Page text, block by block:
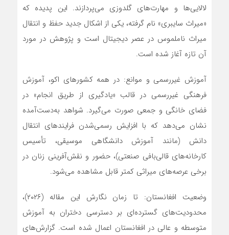
لالایی‌ها و مهارت‌های گلدوزی می‌پردازند. این پدیده که
«میراث سایبری» نام گرفته، یکی از اشکال جدید حفظ و انتقال
میراث ناملموس در عصر دیجیتال است و پژوهش در مورد
آن تازه آغاز شده است.
آموزش غیررسمی و موانع: در همه کشورهای اکو، آموزش
فرهنگی غیررسمی در قالب «یادگیری از طریق انجام» در
فضای خانگی و جمعی صورت می‌گیرد. شواهد به‌دست‌آمده
نشان می‌دهد که با افزایش رسمی‌شدن فرایندهای انتقال
دانش (مانند آموزش دانشگاهی موسیقی، تأسیس
کارخانه‌های قالی‌بافی صنعتی)، حضور و نقش‌آفرینی زنان در
برخی عرصه‌های میراثی کمتر قابل مشاهده می‌شود.
وضعیت افغانستان: تا زمان نگارش این مقاله (۲۰۲۶)،
محدودیت‌های گسترده‌ای بر دسترسی دختران به آموزش
متوسطه و عالی در افغانستان اعمال شده است. گزارش‌های